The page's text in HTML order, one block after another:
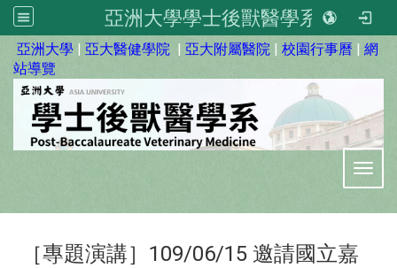
亞洲大學學士後獸醫學系
亞洲大學 | 亞大醫健學院 | 亞大附屬醫院 | 校園行事曆 | 網
站導覽
［專題演講］109/06/15 邀請國立嘉